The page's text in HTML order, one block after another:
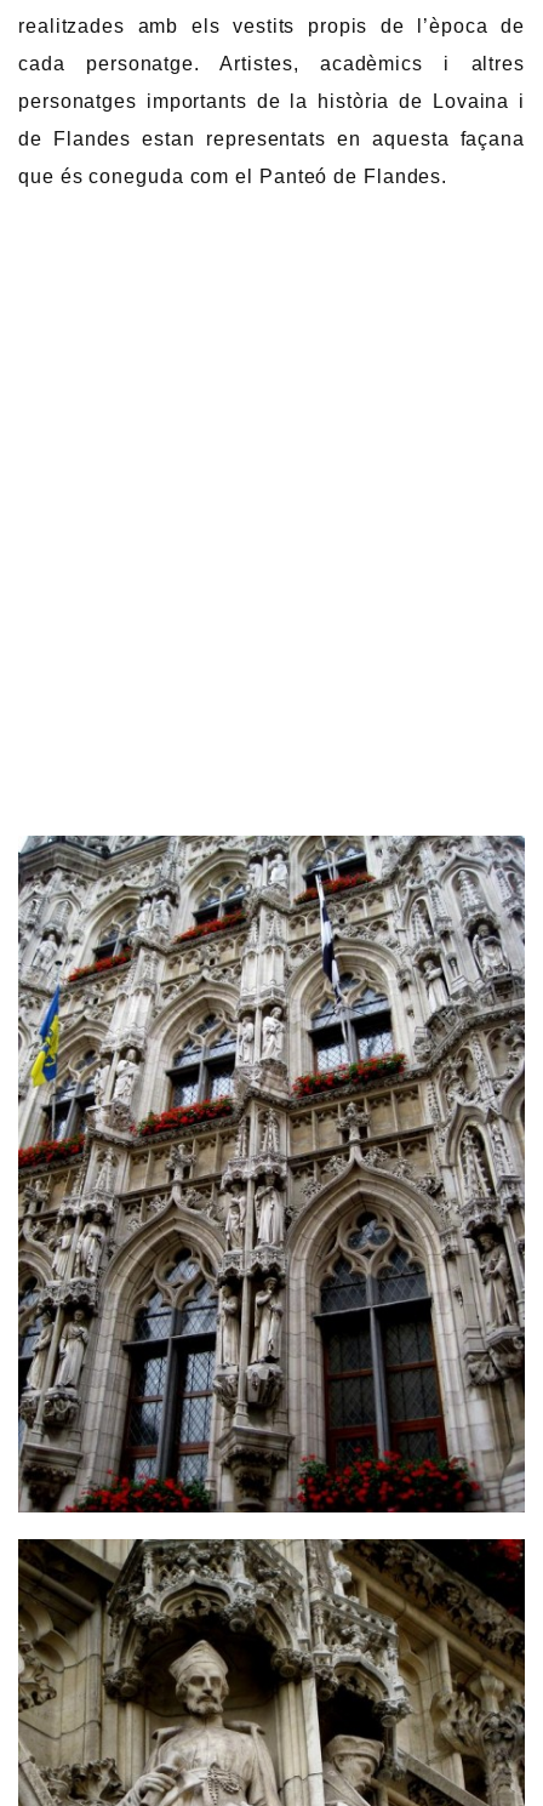
realitzades amb els vestits propis de l’època de
cada personatge. Artistes, acadèmics i altres
personatges importants de la història de Lovaina i
de Flandes estan representats en aquesta façana
que és coneguda com el Panteó de Flandes.